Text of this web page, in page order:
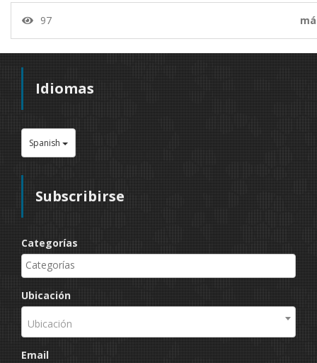
97
Idiomas
Spanish
Subscribirse
Categorías
Ubicación
Ubicación
Email